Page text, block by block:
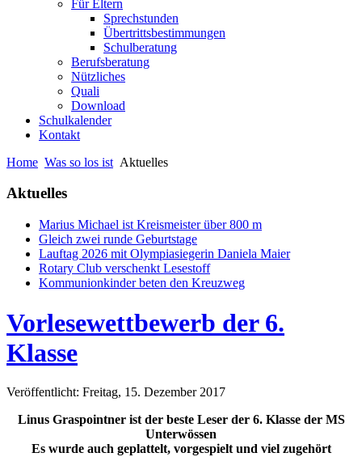
Für Eltern
Sprechstunden
Übertrittsbestimmungen
Schulberatung
Berufsberatung
Nützliches
Quali
Download
Schulkalender
Kontakt
Home Was so los ist Aktuelles
Aktuelles
Marius Michael ist Kreismeister über 800 m
Gleich zwei runde Geburtstage
Lauftag 2026 mit Olympiasiegerin Daniela Maier
Rotary Club verschenkt Lesestoff
Kommunionkinder beten den Kreuzweg
Vorlesewettbewerb der 6.
Klasse
Veröffentlicht: Freitag, 15. Dezember 2017
Linus Graspointner ist der beste Leser der 6. Klasse der MS
Unterwössen
Es wurde auch geplattelt, vorgespielt und viel zugehört